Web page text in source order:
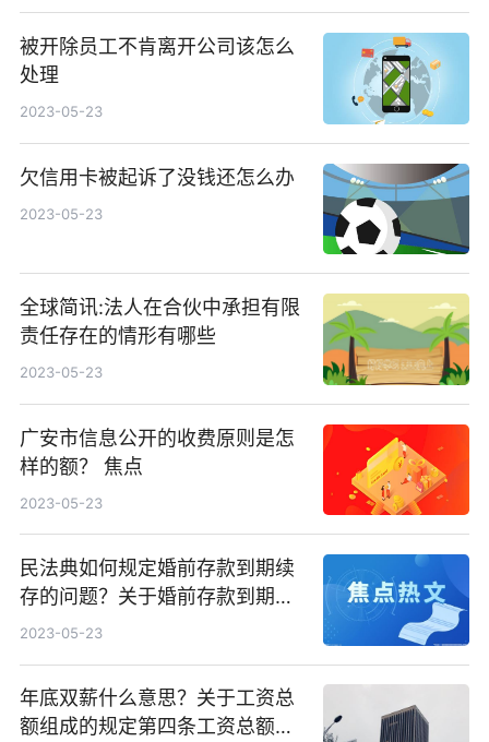
被开除员工不肯离开公司该怎么
处理
2023-05-23
欠信用卡被起诉了没钱还怎么办
2023-05-23
全球简讯:法人在合伙中承担有限
责任存在的情形有哪些
2023-05-23
广安市信息公开的收费原则是怎
样的额？ 焦点
2023-05-23
民法典如何规定婚前存款到期续
存的问题？关于婚前存款到期后
续存还是个人财产吗？
2023-05-23
年底双薪什么意思？关于工资总
额组成的规定第四条工资总额由